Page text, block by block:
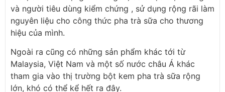
và người tiêu dùng kiểm chứng , sử dụng rộng rãi làm
nguyên liệu cho công thức pha trà sữa cho thương
hiệu của mình.
Ngoài ra cũng có những sản phẩm khác tới từ
Malaysia, Việt Nam và một số nước châu Á khác
tham gia vào thị trường bột kem pha trà sữa rộng
lớn, khó có thể kể hết ra đây.